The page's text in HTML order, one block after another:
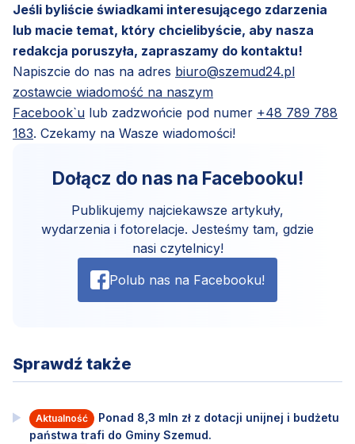
Jeśli byliście świadkami interesującego zdarzenia
lub macie temat, który chcielibyście, aby nasza
redakcja poruszyła, zapraszamy do kontaktu!
Napiszcie do nas na adres biuro@szemud24.pl
zostawcie wiadomość na naszym
Facebook`u lub zadzwońcie pod numer +48 789 788
183. Czekamy na Wasze wiadomości!
Dołącz do nas na Facebooku!
Publikujemy najciekawsze artykuły,
wydarzenia i fotorelacje. Jesteśmy tam, gdzie
nasi czytelnicy!
Polub nas na Facebooku!
Sprawdź także
Aktualność
Ponad 8,3 mln zł z dotacji unijnej i budżetu
państwa trafi do Gminy Szemud.